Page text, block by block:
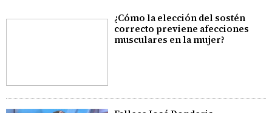
¿Cómo la elección del sostén
correcto previene afecciones
musculares en la mujer?